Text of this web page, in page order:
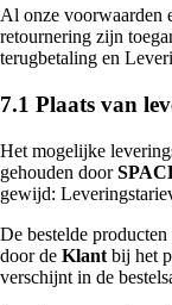
Al onze voorwaarden
retournering zijn
terugbetaling en
7.1 Plaats van
Het mogelijke
gehouden door
gewijd:
De bestelde
door de Klant bij het
verschijnt in de